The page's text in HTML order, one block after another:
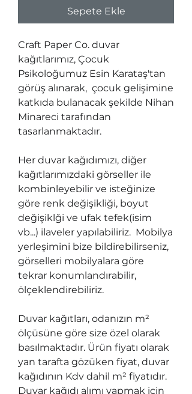
Sepete Ekle
Craft Paper Co. duvar
kağıtlarımız, Çocuk
Psikoloğumuz Esin Karataş'tan
görüş alınarak, çocuk gelişimine
katkıda bulanacak şekilde Nihan
Minareci tarafından
tasarlanmaktadır.
Her duvar kağıdımızı, diğer
kağıtlarımızdaki görseller ile
kombinleyebilir ve isteğinize
göre renk değişikliği, boyut
değişiklği ve ufak tefek(isim
vb...) ilaveler yapılabiliriz. Mobilya
yerleşimini bize bildirebilirseniz,
görselleri mobilyalara göre
tekrar konumlandırabilir,
ölçeklendirebiliriz.
Duvar kağıtları, odanızın m²
ölçüsüne göre size özel olarak
basılmaktadır. Ürün fiyatı olarak
yan tarafta gözüken fiyat, duvar
kağıdının Kdv dahil m² fiyatıdır.
Duvar kağıdı alımı yapmak için